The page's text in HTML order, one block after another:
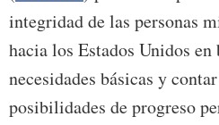
integridad de las personas
hacia los Estados Unidos en
necesidades básicas y
posibilidades de progreso